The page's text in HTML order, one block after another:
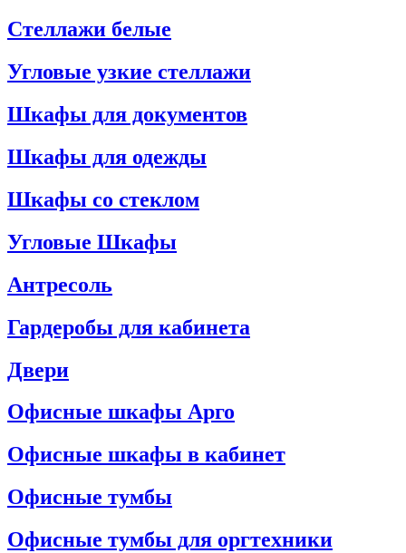
Стеллажи белые
Угловые узкие стеллажи
Шкафы для документов
Шкафы для одежды
Шкафы со стеклом
Угловые Шкафы
Антресоль
Гардеробы для кабинета
Двери
Офисные шкафы Арго
Офисные шкафы в кабинет
Офисные тумбы
Офисные тумбы для оргтехники